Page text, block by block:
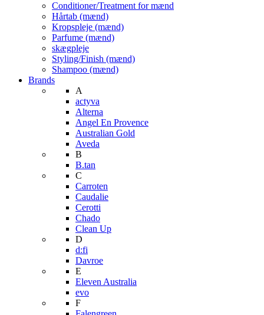
Conditioner/Treatment for mænd
Hårtab (mænd)
Kropspleje (mænd)
Parfume (mænd)
skægpleje
Styling/Finish (mænd)
Shampoo (mænd)
Brands
A
actyva
Alterna
Angel En Provence
Australian Gold
Aveda
B
B.tan
C
Carroten
Caudalie
Cerotti
Chado
Clean Up
D
d:fi
Davroe
E
Eleven Australia
evo
F